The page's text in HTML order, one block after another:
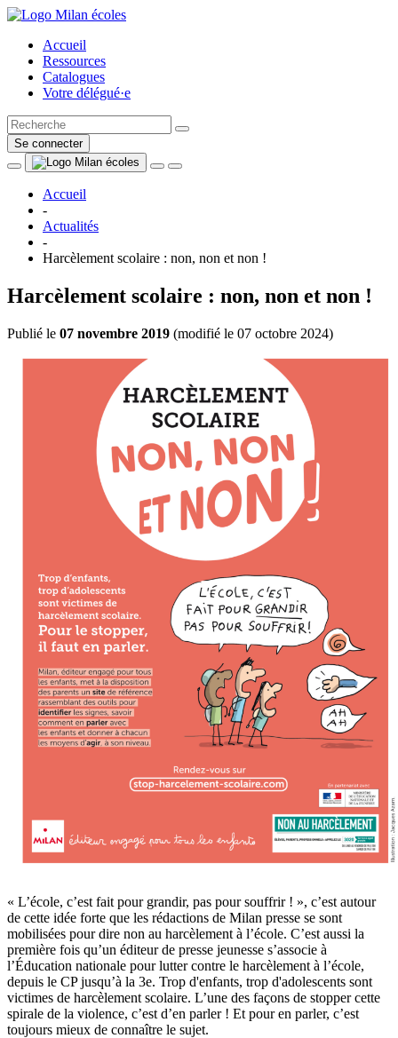
Accueil
Ressources
Catalogues
Votre délégué·e
Se connecter
Accueil
-
Actualités
-
Harcèlement scolaire : non, non et non !
Harcèlement scolaire : non, non et non !
Publié le 07 novembre 2019 (modifié le 07 octobre 2024)
« L’école, c’est fait pour grandir, pas pour souffrir ! », c’est autour
de cette idée forte que les rédactions de Milan presse se sont
mobilisées pour dire non au harcèlement à l’école. C’est aussi la
première fois qu’un éditeur de presse jeunesse s’associe à
l’Éducation nationale pour lutter contre le harcèlement à l’école,
depuis le CP jusqu’à la 3e. Trop d'enfants, trop d'adolescents sont
victimes de harcèlement scolaire. L’une des façons de stopper cette
spirale de la violence, c’est d’en parler ! Et pour en parler, c’est
toujours mieux de connaître le sujet.